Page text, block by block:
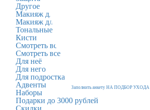
Другое
Макияж для глаз
Макияж для губ
Тональные и румяна
Кисти
Смотреть все
Смотреть все
Для неё
Для него
Для подростка
Адвенты
Наборы
Подарки до 3000 рублей
Скидки
Заполнить анкету НА ПОДБОР УХОДА